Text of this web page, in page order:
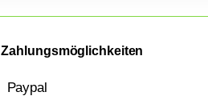
Zahlungsmöglichkeiten
Paypal